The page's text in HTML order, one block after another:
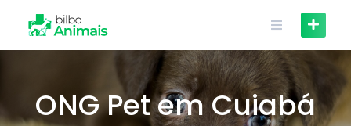
content
ONG Pet em Cuiabá